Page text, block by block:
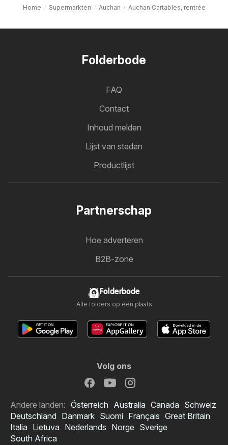
Home Supermarkten Auchan Auchan Cartables, rentrée
Folderbode
FAQ
Contact
Inhoud melden
Lijst van steden
Productlijst
Partnerschap
Hoe adverteren
B2B-zone
Folderbode
Alle folders op één plaats
Volg ons
Andere landen: Österreich Australia Canada Schweiz
Deutschland Danmark Suomi Français Great Britain
Italia Lietuva Nederlands Norge Sverige
South Africa